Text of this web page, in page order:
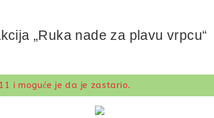
„Ruka nade za plavu vrpcu“
i moguće je da je zastario.